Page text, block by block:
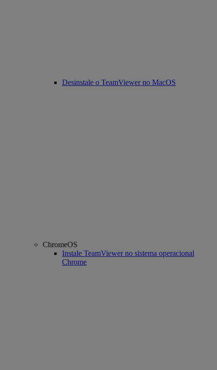
Desinstale o TeamViewer no MacOS
ChromeOS
Instale TeamViewer no sistema operacional
Chrome